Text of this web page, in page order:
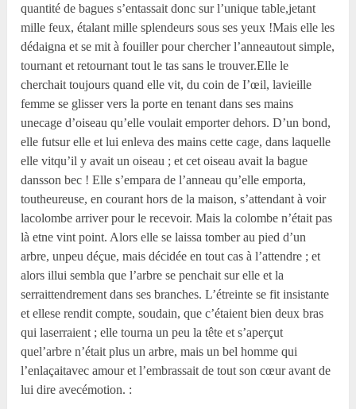
quantité de bagues s’entassait donc sur l’unique table,jetant
mille feux, étalant mille splendeurs sous ses yeux !Mais elle les
dédaigna et se mit à fouiller pour chercher l’anneautout simple,
tournant et retournant tout le tas sans le trouver.Elle le
cherchait toujours quand elle vit, du coin de I’œil, lavieille
femme se glisser vers la porte en tenant dans ses mains
unecage d’oiseau qu’elle voulait emporter dehors. D’un bond,
elle futsur elle et lui enleva des mains cette cage, dans laquelle
elle vitqu’il y avait un oiseau ; et cet oiseau avait la bague
dansson bec ! Elle s’empara de l’anneau qu’elle emporta,
toutheureuse, en courant hors de la maison, s’attendant à voir
lacolombe arriver pour le recevoir. Mais la colombe n’était pas
là etne vint point. Alors elle se laissa tomber au pied d’un
arbre, unpeu déçue, mais décidée en tout cas à l’attendre ; et
alors illui sembla que l’arbre se penchait sur elle et la
serraittendrement dans ses branches. L’étreinte se fit insistante
et ellese rendit compte, soudain, que c’étaient bien deux bras
qui laserraient ; elle tourna un peu la tête et s’aperçut
quel’arbre n’était plus un arbre, mais un bel homme qui
l’enlaçaitavec amour et l’embrassait de tout son cœur avant de
lui dire avecémotion. :